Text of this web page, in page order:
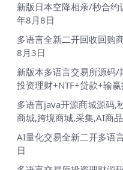
新版日本空降相亲/秒合
年8月8日
多语言全新二开回收回购
8月3日
新版本多语言交易所源码
投资理财+NTF+贷款+输
多语言java开源商城源码,
商城,跨境商城,采集,AI商
AI量化交易全新二开多语
日